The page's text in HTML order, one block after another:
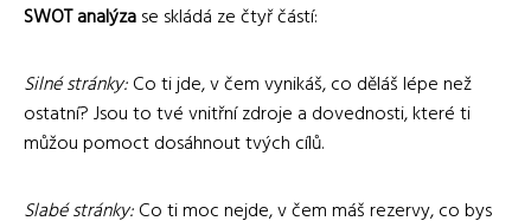
SWOT analýzase skládá ze čtyř částí:
Silné stránky:Co ti jde, v čem vynikáš, co děláš lépe než
ostatní? Jsou to tvé vnitřní zdroje a dovednosti, které ti
můžou pomoct dosáhnout tvých cílů.
Slabé stránky:Co ti moc nejde, v čem máš rezervy, co bys